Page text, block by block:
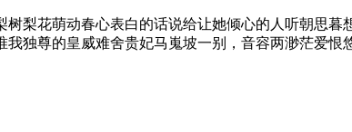
花萌动春心表白的话说给让她倾心的人听朝思暮
我独尊的皇威难舍贵妃马嵬坡一别，音容两渺茫爱